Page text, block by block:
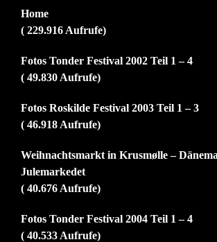
Home
( 229.916 Aufrufe)
Fotos Tonder Festival 2002 Teil 1 – 4
( 49.830 Aufrufe)
Fotos Roskilde Festival 2003 Teil 1 – 3
( 46.918 Aufrufe)
Weihnachtsmarkt in Krusmølle –
Julemarkedet
( 40.676 Aufrufe)
Fotos Tonder Festival 2004 Teil 1 – 4
( 40.533 Aufrufe)